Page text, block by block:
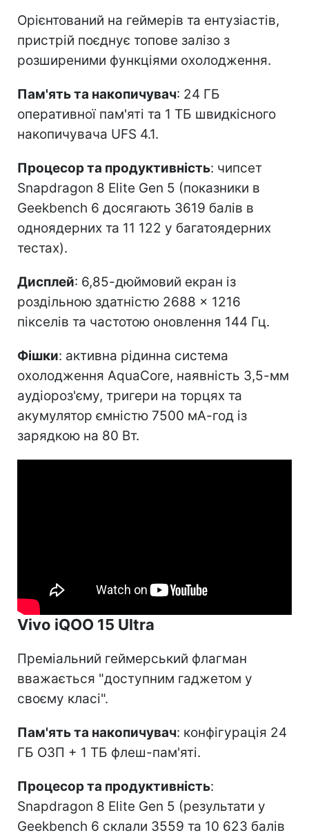
Орієнтований на геймерів та ентузіастів,
пристрій поєднує топове залізо з
розширеними функціями охолодження.
Пам'ять та накопичувач: 24 ГБ
оперативної пам'яті та 1 ТБ швидкісного
накопичувача UFS 4.1.
Процесор та продуктивність: чипсет
Snapdragon 8 Elite Gen 5 (показники в
Geekbench 6 досягають 3619 балів в
одноядерних та 11 122 у багатоядерних
тестах).
Дисплей: 6,85-дюймовий екран із
роздільною здатністю 2688 × 1216
пікселів та частотою оновлення 144 Гц.
Фішки: активна рідинна система
охолодження AquaCore, наявність 3,5-мм
аудіороз'єму, тригери на торцях та
акумулятор ємністю 7500 мА-год із
зарядкою на 80 Вт.
Vivo iQOO 15 Ultra
Преміальний геймерський флагман
вважається "доступним гаджетом у
своєму класі".
Пам'ять та накопичувач: конфігурація 24
ГБ ОЗП + 1 ТБ флеш-пам'яті.
Процесор та продуктивність:
Snapdragon 8 Elite Gen 5 (результати у
Geekbench 6 склали 3559 та 10 623 балів